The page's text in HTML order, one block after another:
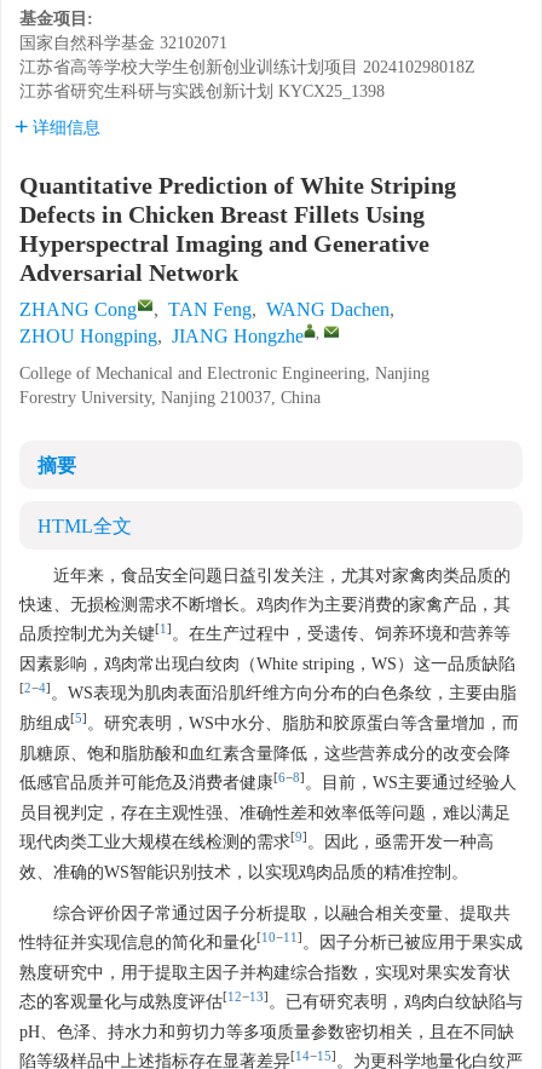
基金项目:
国家自然科学基金 32102071
江苏省高等学校大学生创新创业训练计划项目 202410298018Z
江苏省研究生科研与实践创新计划 KYCX25_1398
详细信息
Quantitative Prediction of White Striping
Defects in Chicken Breast Fillets Using
Hyperspectral Imaging and Generative
Adversarial Network
ZHANG Cong , TAN Feng, WANG Dachen,
ZHOU Hongping, JIANG Hongzhe ,
College of Mechanical and Electronic Engineering, Nanjing
Forestry University, Nanjing 210037, China
摘要
HTML全文
近年来，食品安全问题日益引发关注，尤其对家禽肉类品质的
快速、无损检测需求不断增长。鸡肉作为主要消费的家禽产品，其
品质控制尤为关键[1 ] 。在生产过程中，受遗传、饲养环境和营养等
因素影响，鸡肉常出现白纹肉（White striping，WS）这一品质缺陷
[2−4] 。WS表现为肌肉表面沿肌纤维方向分布的白色条纹，主要由脂
肪组成[5] 。研究表明，WS中水分、脂肪和胶原蛋白等含量增加，而
肌糖原、饱和脂肪酸和血红素含量降低，这些营养成分的改变会降
低感官品质并可能危及消费者健康[6−8] 。目前，WS主要通过经验人
员目视判定，存在主观性强、准确性差和效率低等问题，难以满足
现代肉类工业大规模在线检测的需求[9] 。因此，亟需开发一种高
效、准确的WS智能识别技术，以实现鸡肉品质的精准控制。
综合评价因子常通过因子分析提取，以融合相关变量、提取共
性特征并实现信息的简化和量化[10−11 ] 。因子分析已被应用于果实成
熟度研究中，用于提取主因子并构建综合指数，实现对果实发育状
态的客观量化与成熟度评估[12−13] 。已有研究表明，鸡肉白纹缺陷与
pH、色泽、持水力和剪切力等多项质量参数密切相关，且在不同缺
陷等级样品中上述指标存在显著差异[14−15] 。为更科学地量化白纹严